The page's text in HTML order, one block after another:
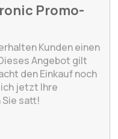
Promo-
Kunden einen
Angebot gilt
den Einkauf noch
jetzt Ihre
satt!